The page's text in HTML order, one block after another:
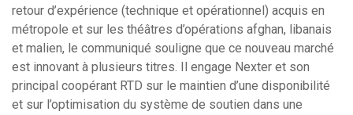
retour d’expérience (technique et opérationnel) acquis en
métropole et sur les théâtres d’opérations afghan, libanais
et malien, le communiqué souligne que ce nouveau marché
est innovant à plusieurs titres. Il engage Nexter et son
principal coopérant RTD sur le maintien d’une disponibilité
et sur l’optimisation du système de soutien dans une